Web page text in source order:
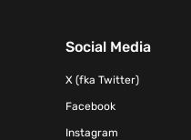
Social Media
X (fka Twitter)
Facebook
Instagram